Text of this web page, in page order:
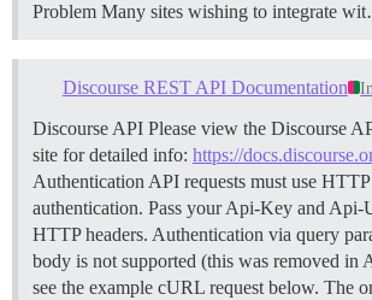
Problem Many sites wishing to integrate
Discourse REST API Documentation
Discourse API Please view the Discourse
site for detailed info: https://
Authentication API requests must use HTTP
authentication. Pass your Api-Key and Api-
HTTP headers. Authentication via query
body is not supported (this was removed in
see the example cURL request below. The